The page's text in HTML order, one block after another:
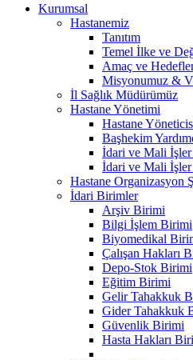
Kurumsal
Hastanemiz
Tanıtım
Temel İlke ve
Amaç ve
Misyonumuz &
İl Sağlık Müdürümüz
Hastane Yönetimi
Hastane
Başhekim
İdari ve Mali
İdari ve Mali İşler
Hastane Organizasyon
İdari Birimler
Arşiv Birimi
Bilgi İşlem Birimi
Biyomedikal
Çalışan Hakları
Depo-Stok Birimi
Eğitim Birimi
Gelir Tahakkuk
Gider Tahakkuk
Güvenlik Birimi
Hasta Hakları